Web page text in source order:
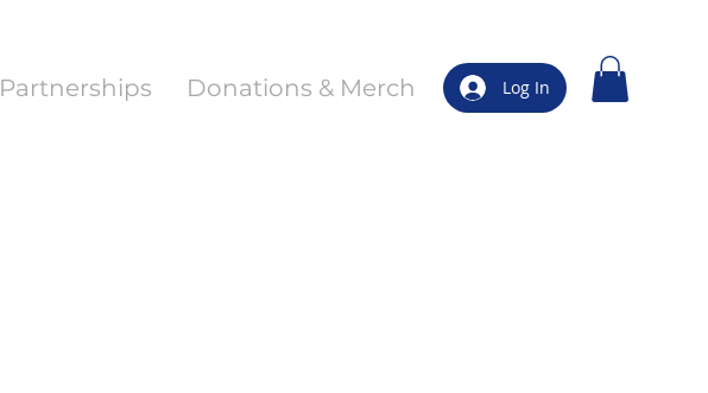
Donations & Merch
Partnerships Log In